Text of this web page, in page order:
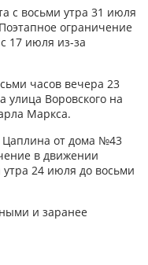
с восьми утра 31 июля
ограничение
17 июля из-за
часов вечера 23
улица Воровского на
Маркса.
Цаплина от дома №43
в движении
24 июля до восьми
и заранее